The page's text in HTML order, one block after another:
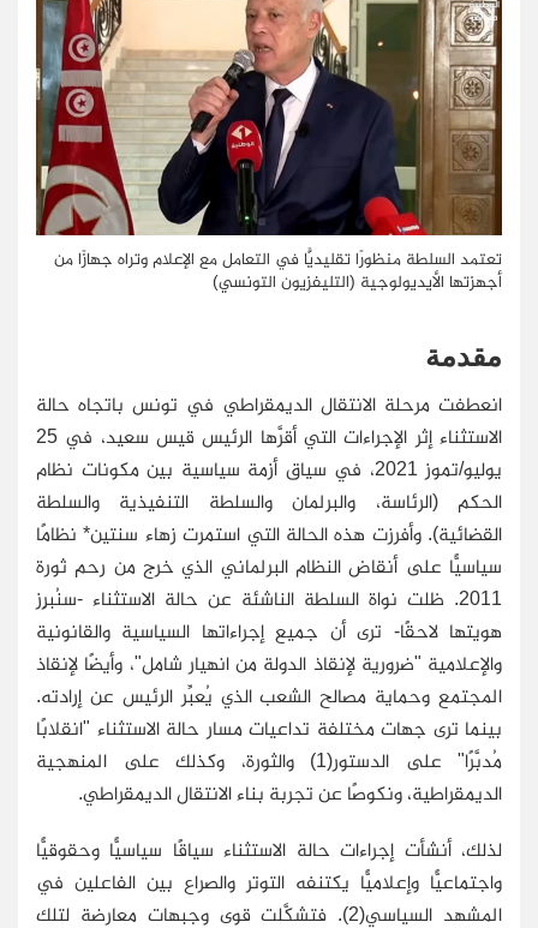
تعتمد السلطة منظورًا تقليديًّا في التعامل مع الإعلام وتراه جهازًا من
أجهزتها الأيديولوجية (التليفزيون التونسي)
مقدمة
انعطفت مرحلة الانتقال الديمقراطي في تونس باتجاه حالة
الاستثناء إثر الإجراءات التي أقرَّها الرئيس قيس سعيد، في 25
يوليو/تموز 2021، في سياق أزمة سياسية بين مكونات نظام
الحكم (الرئاسة، والبرلمان والسلطة التنفيذية والسلطة
القضائية). وأفرزت هذه الحالة التي استمرت زهاء سنتين* نظامًا
سياسيًّا على أنقاض النظام البرلماني الذي خرج من رحم ثورة
2011. ظلت نواة السلطة الناشئة عن حالة الاستثناء -سنُبرِز
هويتها لاحقًا- ترى أن جميع إجراءاتها السياسية والقانونية
والإعلامية "ضرورية لإنقاذ الدولة من انهيار شامل"، وأيضًا لإنقاذ
المجتمع وحماية مصالح الشعب الذي يُعبِّر الرئيس عن إرادته.
بينما ترى جهات مختلفة تداعيات مسار حالة الاستثناء "انقلابًا
مُدبَّرًا" على الدستور(1) والثورة، وكذلك على المنهجية
الديمقراطية، ونكوصًا عن تجربة بناء الانتقال الديمقراطي.
لذلك، أنشأت إجراءات حالة الاستثناء سياقًا سياسيًّا وحقوقيًّا
واجتماعيًّا وإعلاميًّا يكتنفه التوتر والصراع بين الفاعلين في
المشهد السياسي(2). فتشكَّلت قوى وجبهات معارضة لتلك